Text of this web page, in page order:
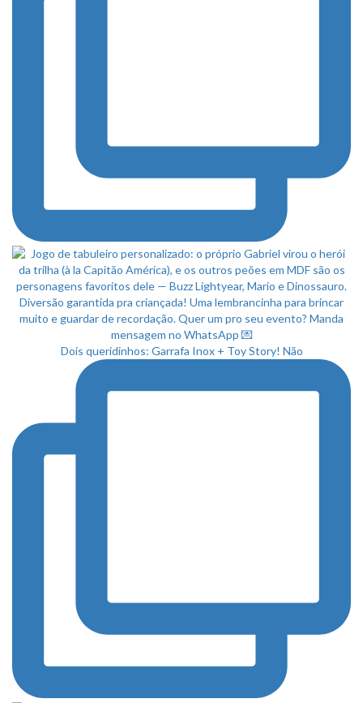
Dois queridinhos: Garrafa Inox + Toy Story! Não